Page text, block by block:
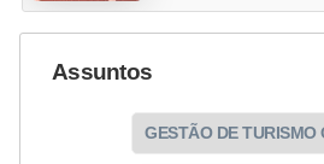
Assuntos
GESTÃO DE TURISMO